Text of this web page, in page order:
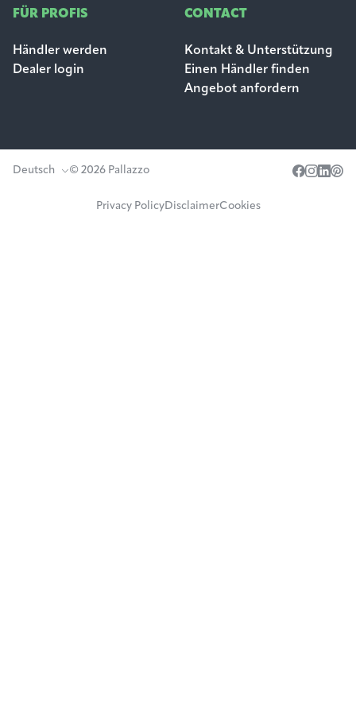
FÜR PROFIS
Händler werden
Dealer login
CONTACT
Kontakt & Unterstützung
Einen Händler finden
Angebot anfordern
Deutsch © 2026 Pallazzo
Privacy PolicyDisclaimerCookies